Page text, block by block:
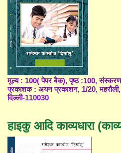
मूल्य : 100( पेपर बैक), पृष्ठ :100,
प्रकाशक : अयन प्रकाशन, 1/20,
दिल्ली-110030
हाइकु आदि काव्यधारा